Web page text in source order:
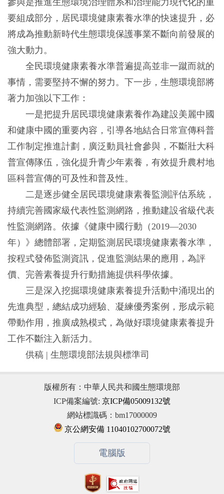
參與是推進生態環境治理體系和治理能力現代化的重
要組成部分，居民環境健康素養水準的快速提升，必
將成為推動新時代生態環境保護事業不斷向前發展的
強大動力。
全民環境健康素養水準普遍提高並非一蹴而就的
事情，需要堅持不懈的努力。下一步，生態環境部將
著力加強以下工作：
一是把提升居民環境健康素養作為建設美麗中國
和健康中國的重要內容，引導各地結合日常宣傳科普
工作制定推進計劃，廣泛動員社會參與，不斷壯大科
普宣傳隊伍，強化提升青少年素養，有效提升農村地
區科普宣傳的可及性和普及性。
二是逐步健全居民環境健康素養監測評估系統，
持續完善國家級代表性監測網路，推動建設省級代表
性監測網路。依據《健康中國行動（2019—2030
年）》總體部署，定期監測居民環境健康素養水準，
按程式發佈監測資訊，促進監測結果的應用，為評
價、完善素養提升行動措施提供科學依據。
三是深入挖掘環境健康素養提升活動中涌現出的
先進典型，總結成功經驗、凝練優秀案例，形成示範
帶動作用，推廣成熟模式，為做好環境健康素養提升
工作不斷注入新活力。
供稿 | 生態環境部法規與標準司
版權所有：中華人民共和國生態環境部
ICP備案編號: 京ICP備05009132號
網站標識碼：bm17000009
京公網安備 11040102700072號
電腦版